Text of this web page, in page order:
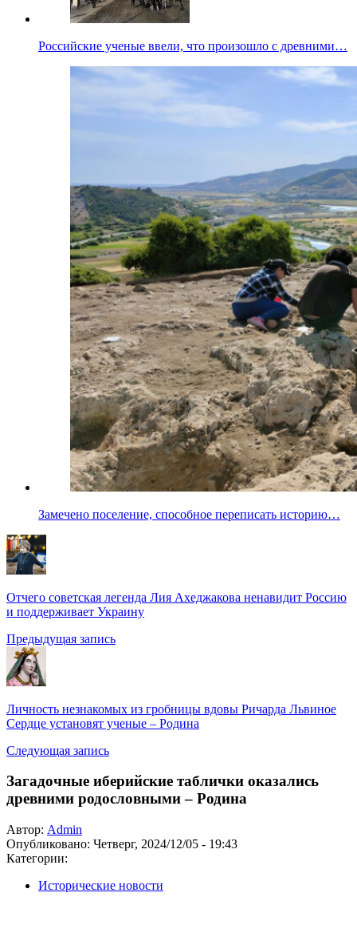
Российские ученые ввели, что произошло с древними…
Замечено поселение, способное переписать историю…
Отчего советская легенда Лия Ахеджакова ненавидит Россию
и поддерживает Украину
Предыдущая запись
Личность незнакомых из гробницы вдовы Ричарда Львиное
Сердце установят ученые – Родина
Следующая запись
Загадочные иберийские таблички оказались
древними родословными – Родина
Автор: Admin
Опубликовано: Четверг, 2024/12/05 - 19:43
Категории:
Исторические новости